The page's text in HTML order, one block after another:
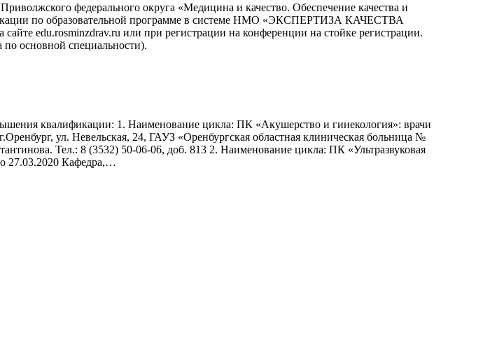
федерального округа «Медицина и качество. Обеспечение качества и
по образовательной программе в системе НМО «ЭКСПЕРТИЗА КАЧЕСТВА
edu.rosminzdrav.ru или при регистрации на конференции на стойке регистрации.
основной специальности).
квалификации: 1. Наименование цикла: ПК «Акушерство и гинекология»: врачи
ул. Невельская, 24, ГАУЗ «Оренбургская областная клиническая больница №
Тел.: 8 (3532) 50-06-06, доб. 813 2. Наименование цикла: ПК «Ультразвуковая
27.03.2020 Кафедра,…